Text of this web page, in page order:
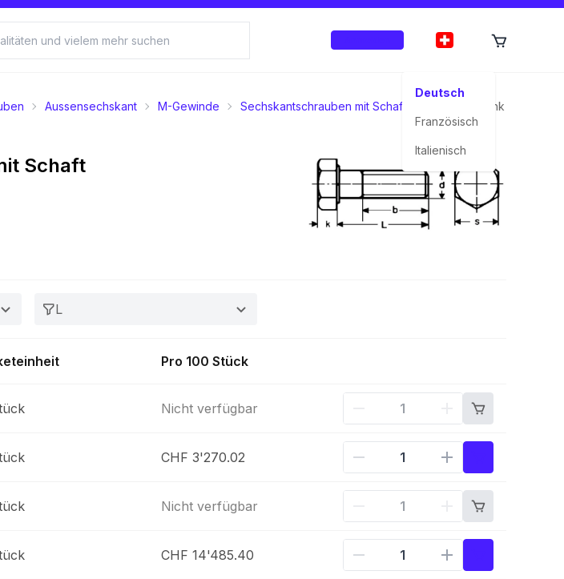
Deutsch
Französisch
Italienisch
Aussensechskant M-Gewinde Sechskantschrauben mit Schaft 8.8 Stahl blank
Schaft
L
Pro 100 Stück
Nicht verfügbar
CHF 3'270.02
Nicht verfügbar
CHF 14'485.40